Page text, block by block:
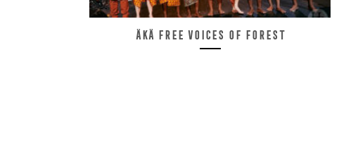
ÄKÄ Free Voices of Forest